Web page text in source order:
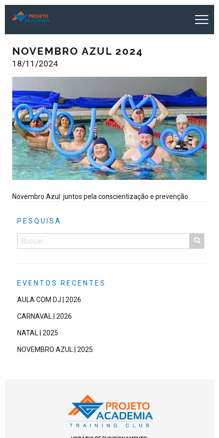
NOVEMBRO AZUL 2024
18/11/2024
Novembro Azul: juntos pela conscientização e prevenção.
PESQUISA
EVENTOS RECENTES
AULA COM DJ | 2026
CARNAVAL | 2026
NATAL | 2025
NOVEMBRO AZUL | 2025